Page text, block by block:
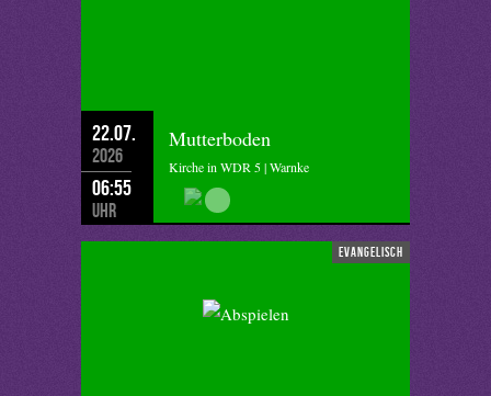
22.07.
2026
06:55
Uhr
Mutterboden
Kirche in WDR 5 | Warnke
evangelisch